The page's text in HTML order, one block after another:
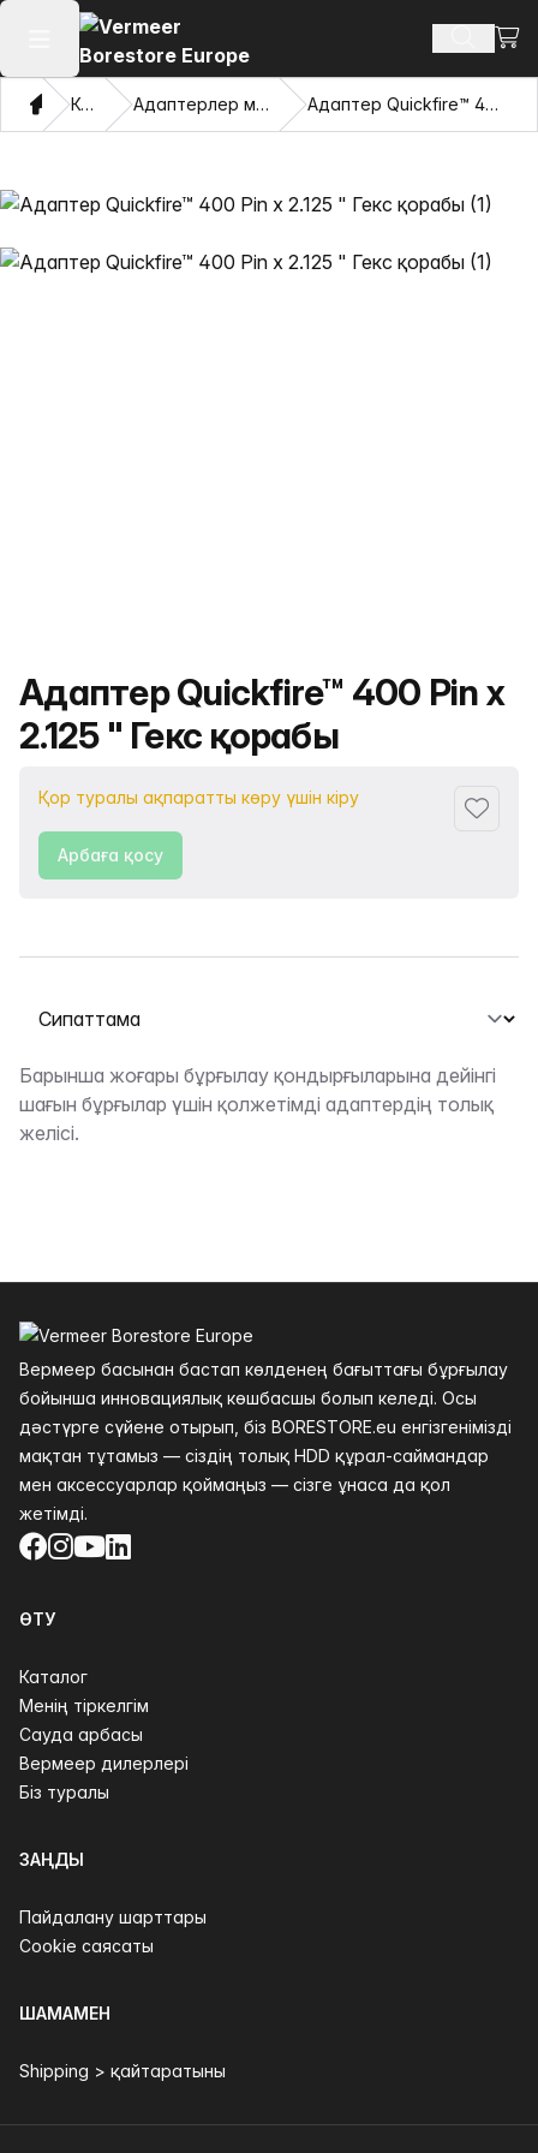
Негізгі мәзірді ашу Іздеу
Үй Каталог Адаптерлер мен тартатын көздер Адаптер Quickfire™ 400 Pin x 2.125 " Гекс қорабы
Өнімнің атауы
Адаптер Quickfire™ 400 Pin x
2.125 " Гекс қорабы
Қор туралы ақпаратты көру үшін кіру
Арбаға қосу
Қойындыны таңдау
Сипаттама
Барынша жоғары бұрғылау қондырғыларына дейінгі
шағын бұрғылар үшін қолжетімді адаптердің толық
желісі.
Вермеер басынан бастап көлденең бағыттағы бұрғылау
бойынша инновациялық көшбасшы болып келеді. Осы
дәстүрге сүйене отырып, біз BORESTORE.eu енгізгенімізді
мақтан тұтамыз — сіздің толық HDD құрал-саймандар
мен аксессуарлар қоймаңыз — сізге ұнаса да қол
жетімді.
Facebook
Instagram
YouTube
LinkedIn
ӨТУ
Каталог
Менің тіркелгім
Сауда арбасы
Вермеер дилерлері
Біз туралы
ЗАҢДЫ
Пайдалану шарттары
Cookie саясаты
ШАМАМЕН
Shipping > қайтаратыны